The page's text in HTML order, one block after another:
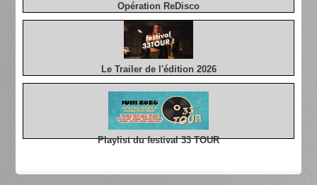
Opération ReDisco
Le Trailer de l'édition 2026
Playlist du festival 33 TOUR